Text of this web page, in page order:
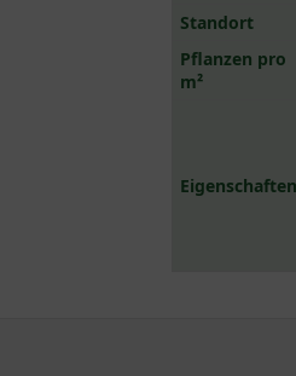
Standort
Pflanzen pro
m²